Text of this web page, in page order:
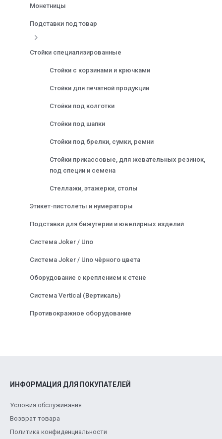
Монетницы
Подставки под товар
Стойки специализированные
Стойки с корзинами и крючками
Стойки для печатной продукции
Стойки под колготки
Стойки под шапки
Стойки под брелки, сумки, ремни
Стойки прикассовые, для жевательных резинок,
под специи и семена
Стеллажи, этажерки, столы
Этикет-пистолеты и нумераторы
Подставки для бижутерии и ювелирных изделий
Система Joker / Uno
Система Joker / Uno чёрного цвета
Оборудование с креплением к стене
Система Vertical (Вертикаль)
Противокражное оборудование
ИНФОРМАЦИЯ ДЛЯ ПОКУПАТЕЛЕЙ
Условия обслуживания
Возврат товара
Политика конфиденциальности